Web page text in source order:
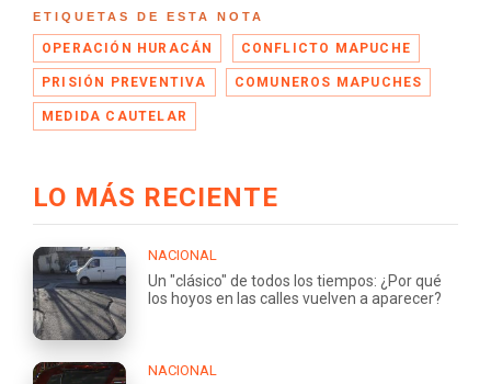
ETIQUETAS DE ESTA NOTA
OPERACIÓN HURACÁN CONFLICTO MAPUCHE
PRISIÓN PREVENTIVA COMUNEROS MAPUCHES
MEDIDA CAUTELAR
LO MÁS RECIENTE
NACIONAL
Un "clásico" de todos los tiempos: ¿Por qué
los hoyos en las calles vuelven a aparecer?
NACIONAL